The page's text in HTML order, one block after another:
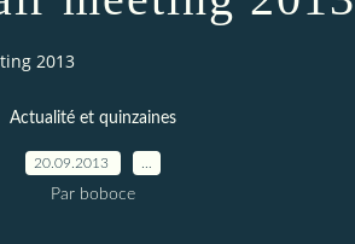
2013
Actualité et quinzaines
20.09.2013
Par boboce